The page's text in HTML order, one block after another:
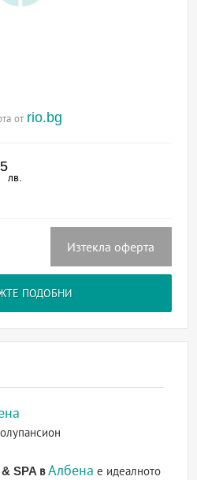
от rio.bg
лв.
Изтекла оферта
ПОДОБНИ
SPA вАлбена е идеалното